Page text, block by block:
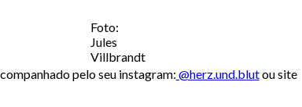
Foto:
Jules
Villbrandt
pelo seu instagram: @herz.und.blutou site